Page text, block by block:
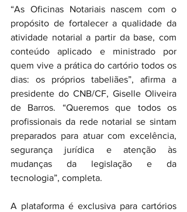
“As Oficinas Notariais nascem com o
propósito de fortalecer a qualidade da
atividade notarial a partir da base, com
conteúdo aplicado e ministrado por
quem vive a prática do cartório todos os
dias: os próprios tabeliães”, afirma a
presidente do CNB/CF, Giselle Oliveira
de Barros. “Queremos que todos os
profissionais da rede notarial se sintam
preparados para atuar com excelência,
segurança jurídica e atenção às
mudanças da legislação e da
tecnologia”, completa.
A plataforma é exclusiva para cartórios